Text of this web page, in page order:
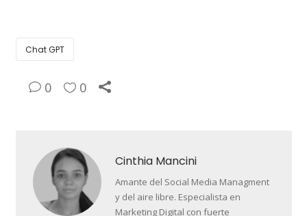
Chat GPT
0 0
Cinthia Mancini
Amante del Social Media Managment
y del aire libre. Especialista en
Marketing Digital con fuerte